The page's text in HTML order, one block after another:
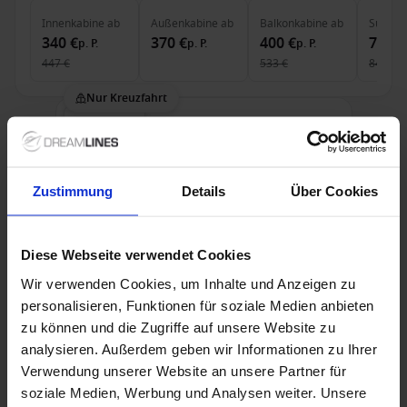
Zustimmung Details Über Cookies
Diese Webseite verwendet Cookies
Wir verwenden Cookies, um Inhalte und Anzeigen zu
personalisieren, Funktionen für soziale Medien anbieten
zu können und die Zugriffe auf unsere Website zu
analysieren. Außerdem geben wir Informationen zu Ihrer
Verwendung unserer Website an unsere Partner für
soziale Medien, Werbung und Analysen weiter. Unsere
Innenkabine ab
340 €p. P.
447 €
Außenkabine ab
370 €p. P.
Balkonkabine ab
400 €p. P.
533 €
Suite
740 €
841 €
Nur Kreuzfahrt
Donau ab Passau auf der nickoSPIRIT
nickoSPIRIT
11 Okt. 2026 5Nächte2 Alternativen
Außenkabineab
699 €p. P.
920 €